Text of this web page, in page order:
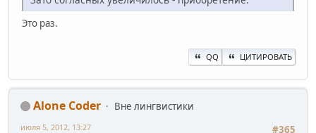
Это раз.
QQ ЦИТИРОВАТЬ
Alone Coder
Вне лингвистики
#365
июля 5, 2012, 13:27